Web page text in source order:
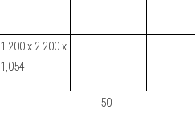
1.200 x 2.200 х
1,054
50